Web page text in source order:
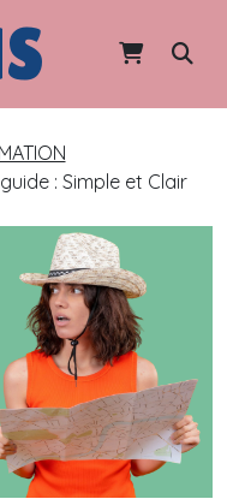
: Simple et Clair